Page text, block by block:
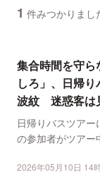
1 件みつかりまし
集合時間を守ら
しろ」、日帰
波紋 迷惑客は
日帰りバスツア
の参加者がツアー
2026年05月10日 14